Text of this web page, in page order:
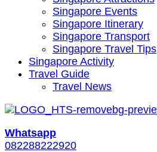
Singapore Events
Singapore Itinerary
Singapore Transport
Singapore Travel Tips
Singapore Activity
Travel Guide
Travel News
Whatsapp
082288222920